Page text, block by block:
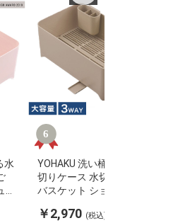
水
ピ
YOHAKU 洗い桶になる水
切りケース 水切りかご
バスケット ショコラ MG-
水切りカゴ 水切りラック
￥2,970 (税込)